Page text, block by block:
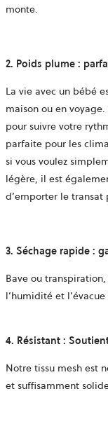
monte.
2. Poids plume :
La vie avec un bébé
maison ou en
pour suivre votre
parfaite pour les
si vous voulez
légère, il est
d’emporter le transat
3. Séchage rapide :
Bave ou
l’humidité et
4. Résistant :
Notre tissu mesh est
et suffisamment